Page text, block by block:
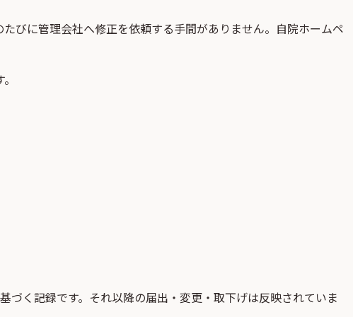
たびに管理会社へ修正を依頼する手間がありません。自院ホームペ
づく記録です。それ以降の届出・変更・取下げは反映されていま